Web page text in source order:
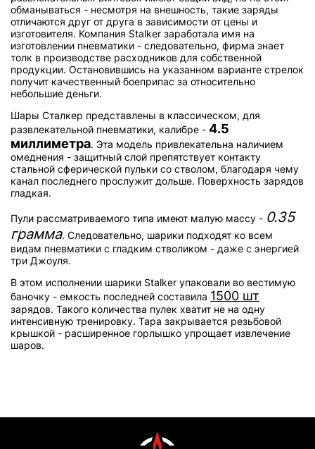
обманываться - несмотря на внешность, такие заряды
отличаются друг от друга в зависимости от цены и
изготовителя. Компания Stalker заработала имя на
изготовлении пневматики - следовательно, фирма знает
толк в производстве расходников для собственной
продукции. Остановившись на указанном варианте стрелок
получит качественный боеприпас за относительно
небольшие деньги.
Шары Сталкер представлены в классическом, для
развлекательной пневматики, калибре - 4.5
миллиметра. Эта модель привлекательна наличием
омеднения - защитный слой препятствует контакту
стальной сферической пульки со стволом, благодаря чему
канал последнего прослужит дольше. Поверхность зарядов
гладкая.
Пули рассматриваемого типа имеют малую массу - 0.35
грамма. Следовательно, шарики подходят ко всем
видам пневматики с гладким стволиком - даже с энергией
три Джоуля.
В этом исполнении шарики Stalker упаковали во вестимую
баночку - емкость последней составила 1500 шт
зарядов. Такого количества пулек хватит не на одну
интенсивную тренировку. Тара закрывается резьбовой
крышкой - расширенное горлышко упрощает извлечение
шаров.